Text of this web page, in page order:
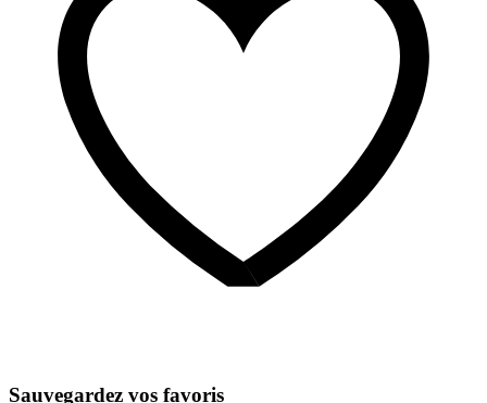
Sauvegardez vos favoris